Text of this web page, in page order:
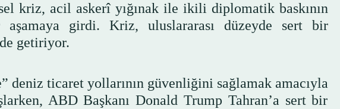
kriz, acil askerî yığınak ile ikili diplomatik baskının
girdi. Kriz, uluslararası düzeyde sert bir
getiriyor.
deniz ticaret yollarının güvenliğini sağlamak amacıyla
ABD Başkanı Donald Trump Tahran’a sert bir